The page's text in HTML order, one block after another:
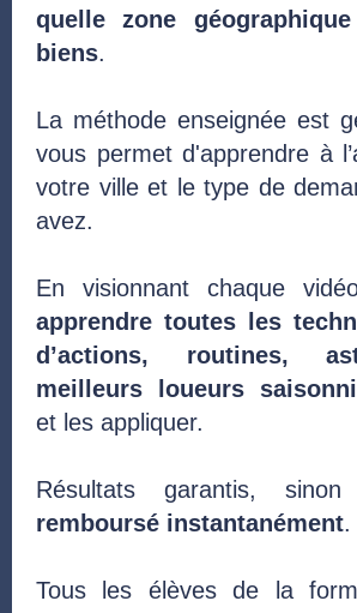
quelle zone
biens.
La méthode enseignée est
vous permet d'apprendre à
votre ville et le type de
avez.
En visionnant chaque
apprendre toutes les
d’actions, routines,
meilleurs loueurs
et les appliquer.
Résultats garantis,
remboursé instantanément.
Tous les élèves de la